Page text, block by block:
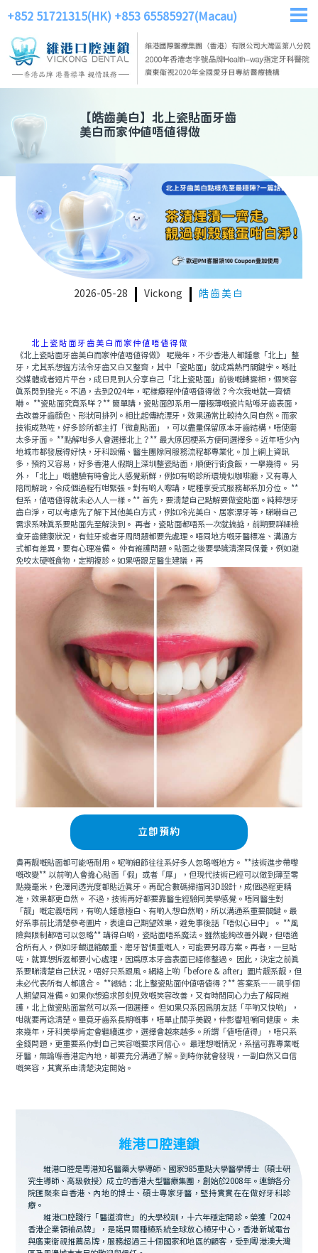
+852 51721315(HK) +853 65585927(Macau)
【皓齒美白】 北上瓷貼面牙齒
美白而家仲值唔值得做
2026-05-28 Vickong 皓齒美白
北上瓷貼面牙齒美白而家仲值唔值得做
《北上瓷貼面牙齒美白而家仲值唔值得做》 呢幾年，不少香港人都鍾意「北上」整
牙，尤其系想搵方法令牙齒又白又整齊，其中「瓷貼面」就成爲熱門關鍵字。喺社
交媒體或者短片平台，成日見到人分享自己「北上瓷貼面」前後嘅轉變相，個笑容
真系閃到發光。不過，去到2024年，呢樣療程仲值唔值得做？今次我哋就一齊傾
嚇。 **瓷貼面究竟系咩？** 簡單講，瓷貼面即系用一層極薄嘅瓷片貼喺牙齒表面，
去改善牙齒顔色、形狀同排列。相比起傳統漂牙，效果通常比較持久同自然。而家
技術成熟咗，好多診所都主打「微創貼面」，可以盡量保留原本牙齒結構，唔使磨
太多牙面。 **點解咁多人會選擇北上？** 最大原因梗系方便同選擇多。近年唔少內
地城市都發展得好快，牙科設備、醫生團隊同服務流程都專業化。加上網上資訊
多，預約又容易，好多香港人假期上深圳整瓷貼面，順便行街食飯，一舉幾得。 另
外，「北上」嘅體驗有時會比人感覺新鮮，例如有啲診所環境似咖啡廳，又有專人
陪同解說，令成個過程冇咁緊張。對有啲人嚟講，呢種享受式服務都系加分位。 **
但系，值唔值得就未必人人一樣。** 首先，要清楚自己點解要做瓷貼面。純粹想牙
齒白淨，可以考慮先了解下其他美白方式，例如冷光美白、居家漂牙等，睇嚇自己
需求系咪真系要貼面先至解決到。 再者，瓷貼面都唔系一次就搞掂，前期要詳細檢
查牙齒健康狀況，有蛀牙或者牙周問題都要先處理。唔同地方嘅牙醫標准、溝通方
式都有差異，要有心理准備。 仲有維護問題。貼面之後要學識清潔同保養，例如避
免咬太硬嘅食物，定期複診。如果唔跟足醫生建議，再
立即預約
貴再靓嘅貼面都可能唔耐用。呢啲細節往往系好多人忽略嘅地方。 **技術進步帶嚟
嘅改變** 以前啲人會擔心貼面「假」或者「厚」，但現代技術已經可以做到薄至零
點幾毫米，色澤同透光度都貼近真牙。再配合數碼掃描同3D設計，成個過程更精
准，效果都更自然。 不過，技術再好都要靠醫生經驗同美學感覺。唔同醫生對
「靓」嘅定義唔同，有啲人鍾意極白、有啲人想自然啲，所以溝通系重要關鍵。最
好系事前比清楚參考圖片，表達自己期望效果，避免事後話「唔似心目中」。 **風
險與限制都唔可以忽略** 講得白啲，瓷貼面唔系魔法。雖然能夠改善外觀，但唔適
合所有人，例如牙齦退縮嚴重、磨牙習慣重嘅人，可能要另尋方案。再者，一旦貼
咗，就算想拆返都要小心處理，因爲原本牙齒表面已經修整過。 因此，決定之前真
系要睇清楚自己狀況，唔好只系跟風。網絡上啲「before & after」圖片靓系靓，但
未必代表所有人都適合。 **總結：北上整瓷貼面仲值唔值得？** 答案系——視乎個
人期望同准備。如果你想追求即刻見效嘅笑容改善，又有時間同心力去了解同維
護，北上做瓷貼面當然可以系一個選擇。 但如果只系因為朋友話「平啲又快啲」，
咁就要再谂清楚。畢竟牙齒系長期嘅事，唔單止關乎美觀，仲影響咀嚼同健康。 未
來幾年，牙科美學肯定會繼續進步，選擇會越來越多。所謂「值唔值得」，唔只系
金錢問題，更重要系你對自己笑容嘅要求同信心。 最理想嘅情況，系搵可靠專業嘅
牙醫，無論喺香港定內地，都要充分溝通了解。到時你就會發現，一副自然又自信
嘅笑容，其實系由清楚決定開始。
維港口腔連鎖
維港口腔是粵港知名醫藥大學導師、國家985重點大學醫學博士（碩士研
究生導師、高級教授）成立的香港大型醫療集團，創始於2008年。連鎖各分
院匯聚來自香港、內地的博士、碩士專家牙醫，堅持實實在在做好牙科診
療。
維港口腔踐行「醫道濟世」的大學校訓，十六年穩定開診。榮獲「2024
香港企業領袖品牌」，是諾貝爾種植系統全球放心植牙中心，香港新城電台
與廣東衛視推薦品牌，服務超過三十個國家和地區的顧客，受到粵港澳大灣